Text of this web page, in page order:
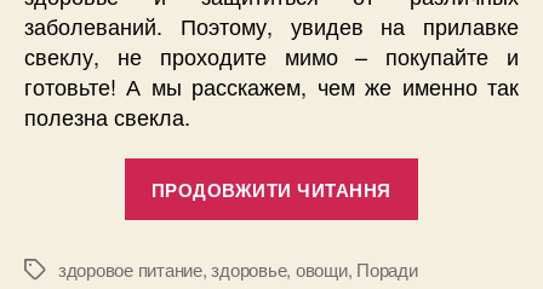
заболеваний. Поэтому, увидев на прилавке
свеклу, не проходите мимо – покупайте и
готовьте! А мы расскажем, чем же именно так
полезна свекла.
ПРОДОВЖИТИ ЧИТАННЯ
простой
Позначки
здоровое питание,здоровье, овощи, Поради